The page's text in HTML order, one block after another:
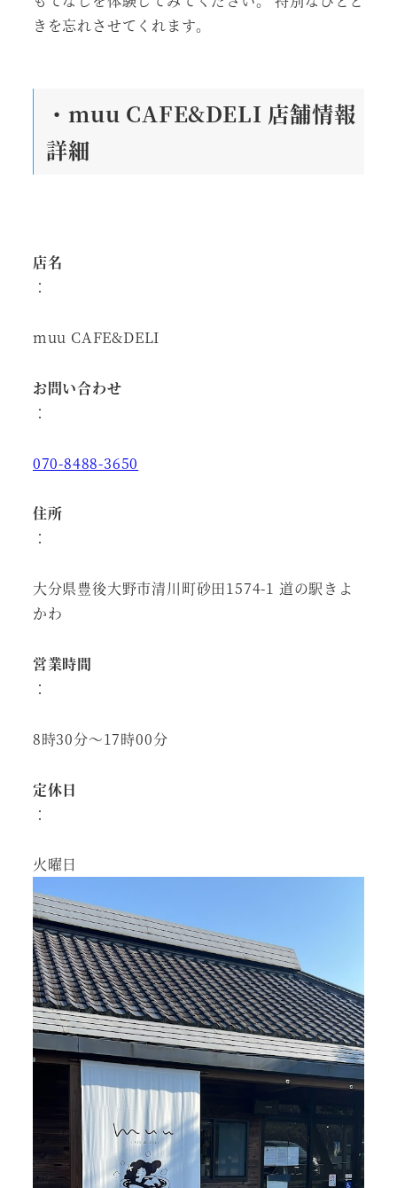
きを忘れさせてくれます。
・muu CAFE&DELI 店舗情報
詳細
店名
：
muu CAFE&DELI
お問い合わせ
：
070-8488-3650
住所
：
大分県豊後大野市清川町砂田1574-1 道の駅きよ
かわ
営業時間
：
8時30分～17時00分
定休日
：
火曜日